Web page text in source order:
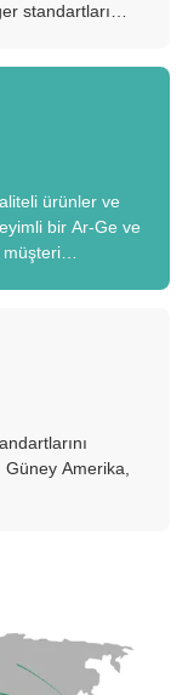
standartları
ürünler ve
bir Ar-Ge ve
müşteri
Güney Amerika,